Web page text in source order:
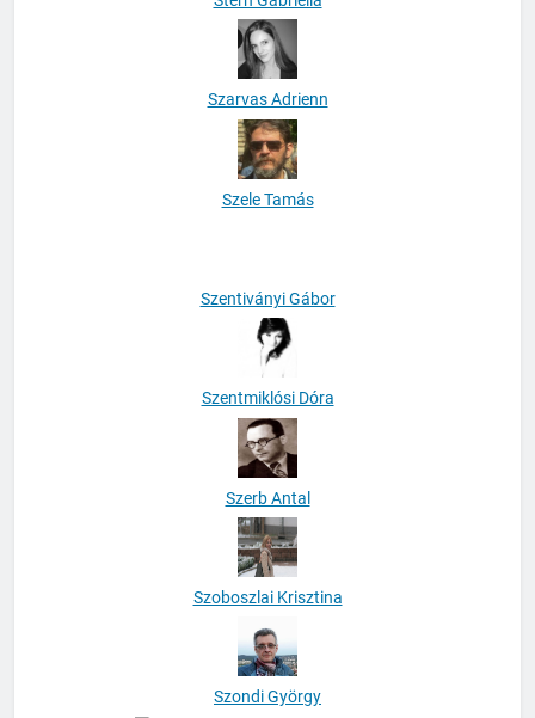
Stern Gabriella
Szarvas Adrienn
Szentiványi Gábor
Szentmiklósi Dóra
Szerb Antal